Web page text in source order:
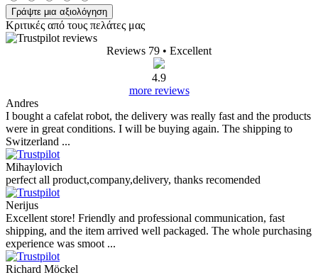
Γράψτε μια αξιολόγηση
Κριτικές από τους πελάτες μας
Reviews 79 • Excellent
4.9
more reviews
Andres
I bought a cafelat robot, the delivery was really fast and the products
were in great conditions. I will be buying again. The shipping to
Switzerland ...
Mihaylovich
perfect all product,company,delivery, thanks recomended
Nerijus
Excellent store! Friendly and professional communication, fast
shipping, and the item arrived well packaged. The whole purchasing
experience was smoot ...
Richard Möckel